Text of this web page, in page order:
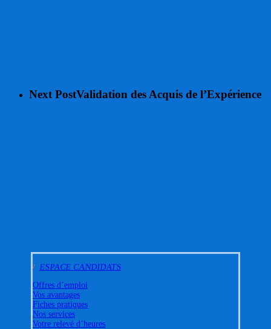
Next PostValidation des Acquis de l’Expérience
/ ESPACE CANDIDATS
Offres d’emploi
Vos avantages
Fiches pratiques
Nos services
Votre relevé d’heures